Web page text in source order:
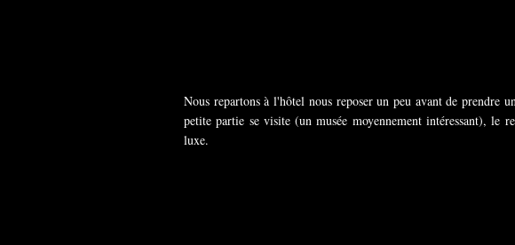
Nous repartons à l'hôtel nous reposer un peu avant de
petite partie se visite (un musée moyennement intéressant), le
luxe.